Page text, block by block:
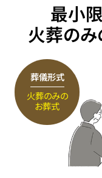
最小
火葬のみ
葬儀形式
火葬のみの
お葬式